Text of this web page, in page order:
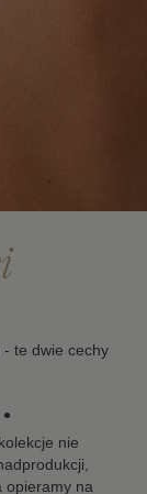
procesu
z
mogły
życia.
te dwie cechy
•
nie
opieramy na